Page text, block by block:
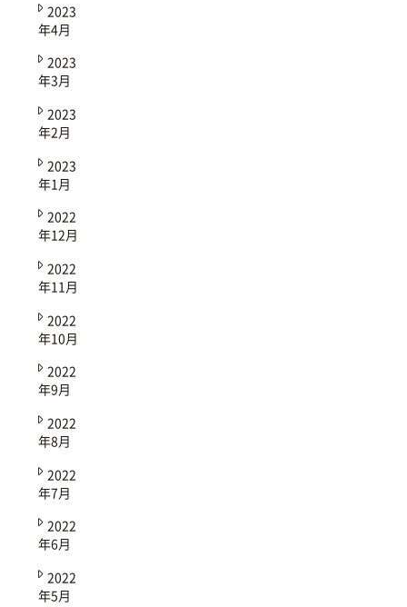
2023
年4月
2023
年3月
2023
年2月
2023
年1月
2022
年12月
2022
年11月
2022
年10月
2022
年9月
2022
年8月
2022
年7月
2022
年6月
2022
年5月